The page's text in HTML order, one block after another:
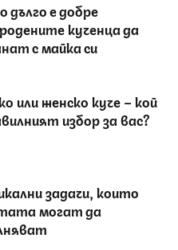
дълго е добре
кученца да
с майка си
или женско куче – кой
избор за вас?
задачи, които
могат да